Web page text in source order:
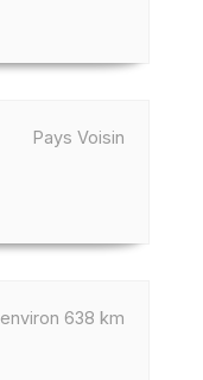
Pays Voisin
environ 638 km